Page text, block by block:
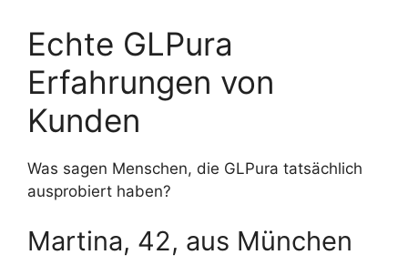
Echte GLPura
Erfahrungen von
Kunden
Was sagen Menschen, die GLPura tatsächlich
ausprobiert haben?
Martina, 42, aus München